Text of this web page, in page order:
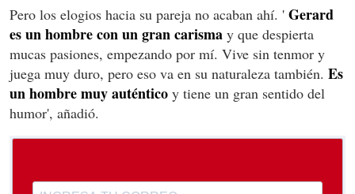
Pero los elogios hacia su pareja no acaban ahí. ' Gerard
es un hombre con un gran carisma y que despierta
mucas pasiones, empezando por mí. Vive sin tenmor y
juega muy duro, pero eso va en su naturaleza también. Es
un hombre muy auténtico y tiene un gran sentido del
humor', añadió.